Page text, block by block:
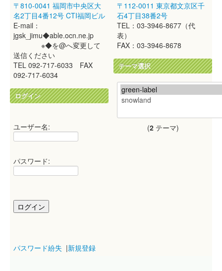
〒810-0041 福岡市中央区大
名2丁目4番12号 CTI福岡ビル
E-mail：
jgsk_jimu◆able.ocn.ne.jp
※◆を@へ変更して
送信ください
TEL 092-717-6033 FAX
092-717-6034
ログイン
ユーザー名:
パスワード:
パスワード紛失 |新規登録
〒112-0011 東京都文京区千
石4丁目38番2号
TEL：03-3946-8677（代
表）
FAX：03-3946-8678
テーマ選択
(2テーマ)